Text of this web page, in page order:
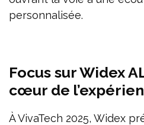
personnalisée.
Focus sur Widex
cœur de
À VivaTech 2025, Widex